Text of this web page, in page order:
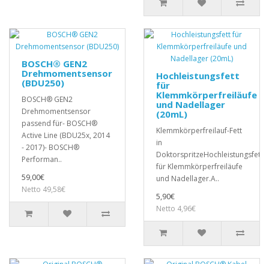
BOSCH® GEN2
Drehmomentsensor
(BDU250)
BOSCH® GEN2
Drehmomentsensor
passend für- BOSCH®
Active Line (BDU25x, 2014
- 2017)- BOSCH®
Performan..
59,00€
Netto 49,58€
Hochleistungsfett
für
Klemmkörperfreiläufe
und Nadellager
(20mL)
Klemmkörperfreilauf-Fett
in
DoktorspritzeHochleistungsfett
für Klemmkörperfreiläufe
und Nadellager.A..
5,90€
Netto 4,96€